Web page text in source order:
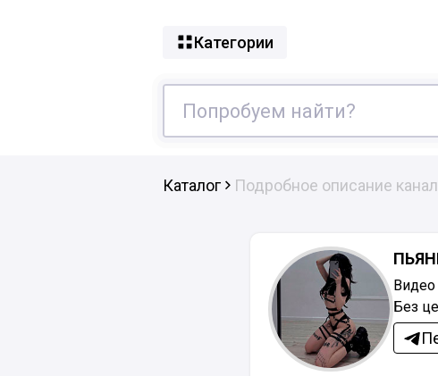
Категории
Каталог Подробное описание
Видео
Без